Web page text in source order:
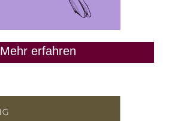
Mehr erfahren